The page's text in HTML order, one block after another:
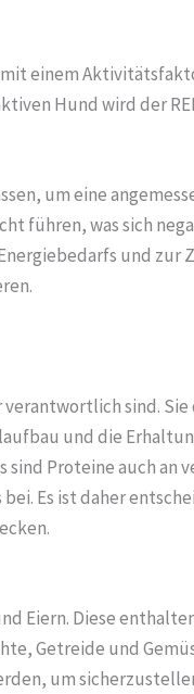
einem
Hund wird der
um eine
führen, was sich
und
sind.
und die
Proteine auch an
Es ist daher
Eiern. Diese
Getreide und
um